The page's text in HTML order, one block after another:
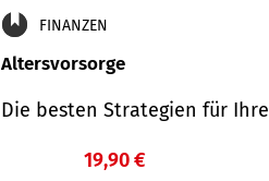
FINANZEN
Altersvorsorge
Die besten Strategien für
19,90 €